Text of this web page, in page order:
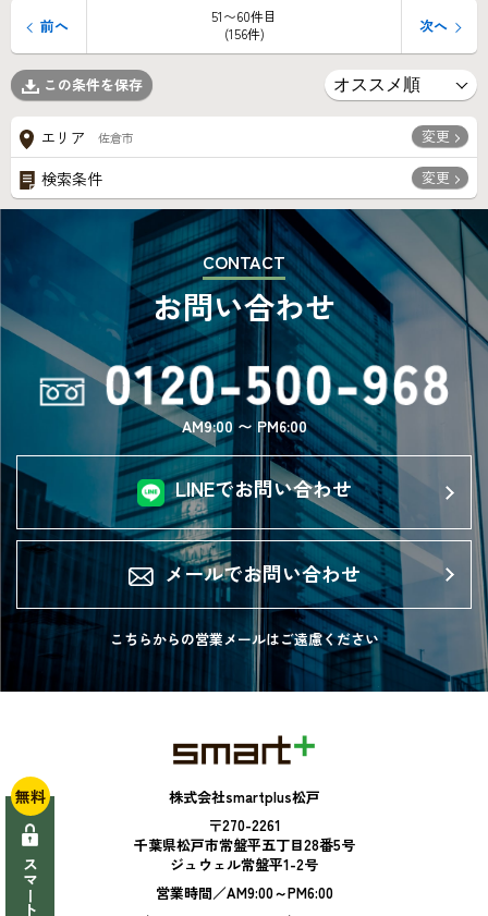
51〜60件目
(156件)
前へ 次へ
この条件を保存
エリア 佐倉市 変更
検索条件 変更
CONTACT
お問い合わせ
AM9:00 〜 PM6:00
LINEでお問い合わせ
メールでお問い合わせ
こちらからの営業メールはご遠慮ください
株式会社smartplus松戸
〒270-2261
千葉県松戸市常盤平五丁目28番5号
ジュウェル常盤平1-2号
営業時間／AM9:00～PM6:00
無料